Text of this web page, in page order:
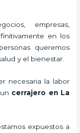
empresas,
en los
queremos
y el bienestar.
necesaria la labor
cerrajero en La
expuestos a